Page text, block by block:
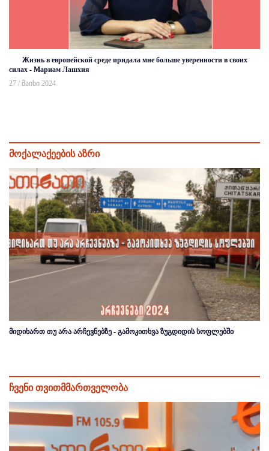
Жизнь в европейской среде придала мне больше уверенности в своих
силах - Мариам Лашхия
27 / მაისი 2024
მოქალაქეების აზრი
მიდიხართ თუ არა არჩევნებზე - გამოკითხვა ზუგდიდის სოფლებში
ჩვენი თვითმმართველობა